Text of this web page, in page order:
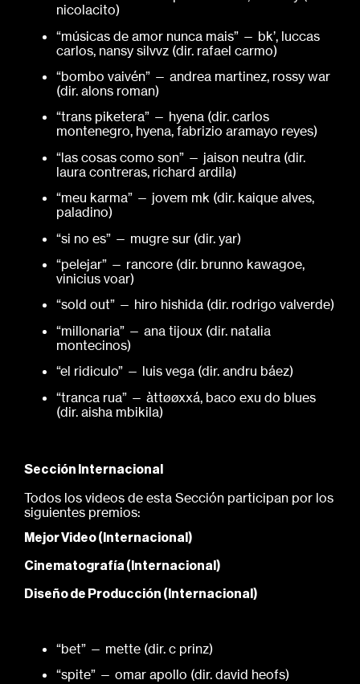
nicolacito)
“músicas de amor nunca mais” — bk’, luccas
carlos, nansy silvvz (dir. rafael carmo)
“bombo vaivén” — andrea martinez, rossy war
(dir. alons roman)
“trans piketera” — hyena (dir. carlos
montenegro, hyena, fabrizio aramayo reyes)
“las cosas como son” — jaison neutra (dir.
laura contreras, richard ardila)
“meu karma” — jovem mk (dir. kaique alves,
paladino)
“si no es” — mugre sur (dir. yar)
“pelejar” — rancore (dir. brunno kawagoe,
vinicius voar)
“sold out” — hiro hishida (dir. rodrigo valverde)
“millonaria” — ana tijoux (dir. natalia
montecinos)
“el ridiculo” — luis vega (dir. andru báez)
“tranca rua” — àttøøxxá, baco exu do blues
(dir. aisha mbikila)
Sección Internacional
Todos los videos de esta Sección participan por los
siguientes premios:
Mejor Video (Internacional)
Cinematografía (Internacional)
Diseño de Producción (Internacional)
“bet” — mette (dir. c prinz)
“spite” — omar apollo (dir. david heofs)